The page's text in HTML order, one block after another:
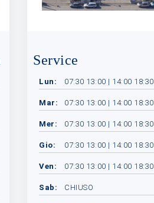
Service
Lun: 07:30 13:00 | 14:00 18:30
Mar: 07:30 13:00 | 14:00 18:30
Mer: 07:30 13:00 | 14:00 18:30
Gio: 07:30 13:00 | 14:00 18:30
Ven: 07:30 13:00 | 14:00 18:30
Sab: CHIUSO